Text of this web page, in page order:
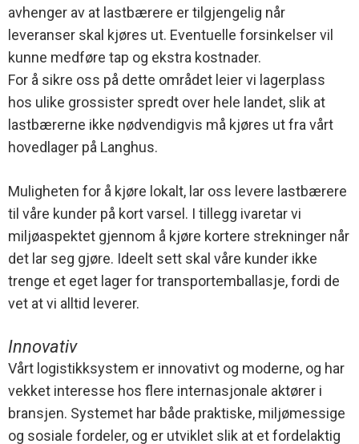
avhenger av at lastbærere er tilgjengelig når
leveranser skal kjøres ut. Eventuelle forsinkelser vil
kunne medføre tap og ekstra kostnader.
For å sikre oss på dette området leier vi lagerplass
hos ulike grossister spredt over hele landet, slik at
lastbærerne ikke nødvendigvis må kjøres ut fra vårt
hovedlager på Langhus.
Muligheten for å kjøre lokalt, lar oss levere lastbærere
til våre kunder på kort varsel. I tillegg ivaretar vi
miljøaspektet gjennom å kjøre kortere strekninger når
det lar seg gjøre. Ideelt sett skal våre kunder ikke
trenge et eget lager for transportemballasje, fordi de
vet at vi alltid leverer.
Innovativ
Vårt logistikksystem er innovativt og moderne, og har
vekket interesse hos flere internasjonale aktører i
bransjen. Systemet har både praktiske, miljømessige
og sosiale fordeler, og er utviklet slik at et fordelaktig